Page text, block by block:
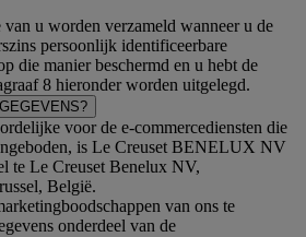
van u worden verzameld wanneer u de
persoonlijk identificeerbare
die manier beschermd en u hebt de
8 hieronder worden uitgelegd.
voor de e-commercediensten die
is Le Creuset BENELUX NV
te Le Creuset Benelux NV,
België.
van ons te
onderdeel van de